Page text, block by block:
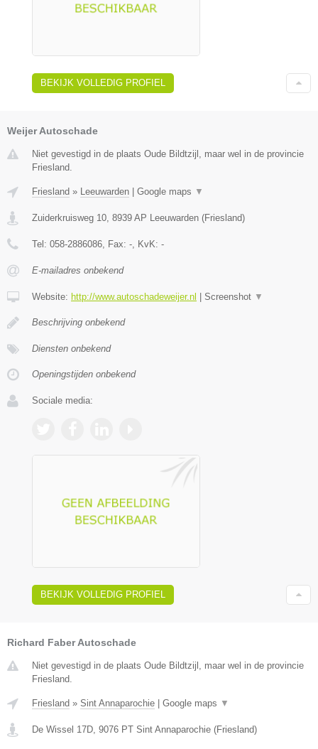
BEKIJK VOLLEDIG PROFIEL
Weijer Autoschade
Niet gevestigd in de plaats Oude Bildtzijl, maar wel in de provincie
Friesland.
Friesland » Leeuwarden Google maps ▼
Zuiderkruisweg 10, 8939 AP Leeuwarden (Friesland)
Tel: 058-2886086, Fax: -, KvK: -
E-mailadres onbekend
Website: http://www.autoschadeweijer.nl Screenshot ▼
Beschrijving onbekend
Diensten onbekend
Openingstijden onbekend
Sociale media:
BEKIJK VOLLEDIG PROFIEL
Richard Faber Autoschade
Niet gevestigd in de plaats Oude Bildtzijl, maar wel in de provincie
Friesland.
Friesland » Sint Annaparochie | Google maps ▼
De Wissel 17D 9076 PT Sint Annaparochie (Friesland)